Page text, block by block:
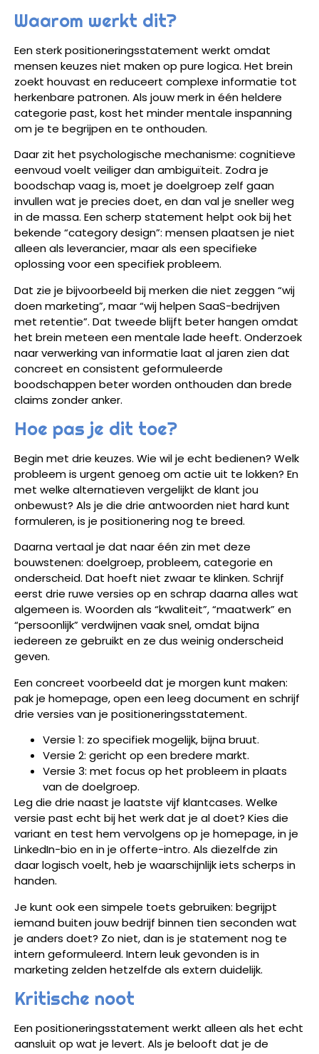
Waarom werkt dit?
Een sterk positioneringsstatement werkt omdat
mensen keuzes niet maken op pure logica. Het brein
zoekt houvast en reduceert complexe informatie tot
herkenbare patronen. Als jouw merk in één heldere
categorie past, kost het minder mentale inspanning
om je te begrijpen en te onthouden.
Daar zit het psychologische mechanisme: cognitieve
eenvoud voelt veiliger dan ambiguïteit. Zodra je
boodschap vaag is, moet je doelgroep zelf gaan
invullen wat je precies doet, en dan val je sneller weg
in de massa. Een scherp statement helpt ook bij het
bekende “category design”: mensen plaatsen je niet
alleen als leverancier, maar als een specifieke
oplossing voor een specifiek probleem.
Dat zie je bijvoorbeeld bij merken die niet zeggen “wij
doen marketing”, maar “wij helpen SaaS-bedrijven
met retentie”. Dat tweede blijft beter hangen omdat
het brein meteen een mentale lade heeft. Onderzoek
naar verwerking van informatie laat al jaren zien dat
concreet en consistent geformuleerde
boodschappen beter worden onthouden dan brede
claims zonder anker.
Hoe pas je dit toe?
Begin met drie keuzes. Wie wil je echt bedienen? Welk
probleem is urgent genoeg om actie uit te lokken? En
met welke alternatieven vergelijkt de klant jou
onbewust? Als je die drie antwoorden niet hard kunt
formuleren, is je positionering nog te breed.
Daarna vertaal je dat naar één zin met deze
bouwstenen: doelgroep, probleem, categorie en
onderscheid. Dat hoeft niet zwaar te klinken. Schrijf
eerst drie ruwe versies op en schrap daarna alles wat
algemeen is. Woorden als “kwaliteit”, “maatwerk” en
“persoonlijk” verdwijnen vaak snel, omdat bijna
iedereen ze gebruikt en ze dus weinig onderscheid
geven.
Een concreet voorbeeld dat je morgen kunt maken:
pak je homepage, open een leeg document en schrijf
drie versies van je positioneringsstatement.
Versie 1: zo specifiek mogelijk, bijna bruut.
Versie 2: gericht op een bredere markt.
Versie 3: met focus op het probleem in plaats
van de doelgroep.
Leg die drie naast je laatste vijf klantcases. Welke
versie past echt bij het werk dat je al doet? Kies die
variant en test hem vervolgens op je homepage, in je
LinkedIn-bio en in je offerte-intro. Als diezelfde zin
daar logisch voelt, heb je waarschijnlijk iets scherps in
handen.
Je kunt ook een simpele toets gebruiken: begrijpt
iemand buiten jouw bedrijf binnen tien seconden wat
je anders doet? Zo niet, dan is je statement nog te
intern geformuleerd. Intern leuk gevonden is in
marketing zelden hetzelfde als extern duidelijk.
Kritische noot
Een positioneringsstatement werkt alleen als het echt
aansluit op wat je levert. Als je belooft dat je de